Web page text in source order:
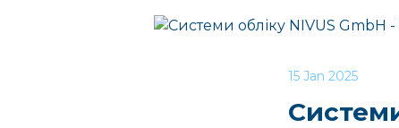
15 Jan 2025